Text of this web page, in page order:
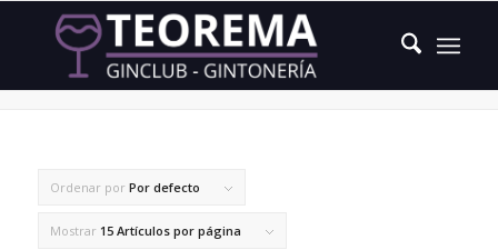
cáscara de yuzu
Ordenar por Por defecto
Mostrar 15 Artículos por página